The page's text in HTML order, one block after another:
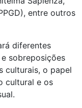
entre outros
diferentes
sobreposições
culturais, o papel
cultural e os